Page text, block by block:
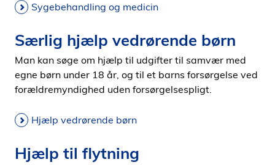
Sygebehandling og medicin
Særlig hjælp vedrørende børn
Man kan søge om hjælp til udgifter til samvær med
egne børn under 18 år, og til et barns forsørgelse ved
forældremyndighed uden forsørgelsespligt.
Hjælp vedrørende børn
Hjælp til flytning